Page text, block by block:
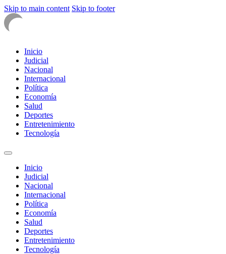
Skip to main content Skip to footer
Inicio
Judicial
Nacional
Internacional
Política
Economía
Salud
Deportes
Entretenimiento
Tecnología
Inicio
Judicial
Nacional
Internacional
Política
Economía
Salud
Deportes
Entretenimiento
Tecnología